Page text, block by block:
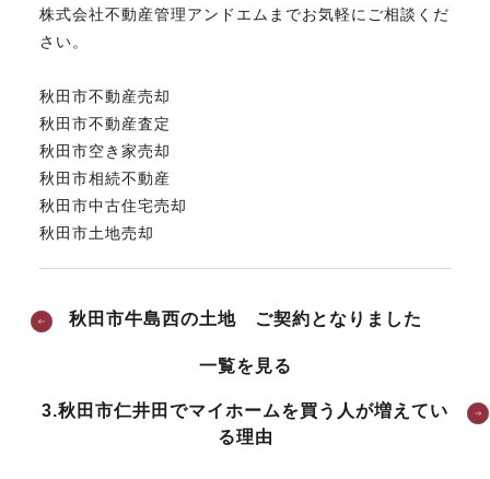
株式会社不動産管理アンドエムまでお気軽にご相談くだ
さい。
秋田市不動産売却
秋田市不動産査定
秋田市空き家売却
秋田市相続不動産
秋田市中古住宅売却
秋田市土地売却
秋田市牛島西の土地 ご契約となりました
一覧を見る
3.秋田市仁井田でマイホームを買う人が増えてい
る理由